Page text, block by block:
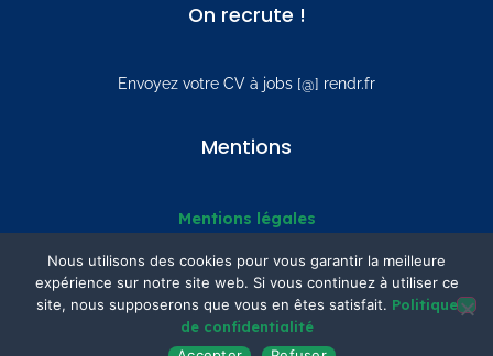
On recrute !
Envoyez votre CV à jobs [@] rendr.fr
Mentions
Mentions légales
Plan du site
Nous utilisons des cookies pour vous garantir la meilleure
expérience sur notre site web. Si vous continuez à utiliser ce
site, nous supposerons que vous en êtes satisfait. Politique
de confidentialité